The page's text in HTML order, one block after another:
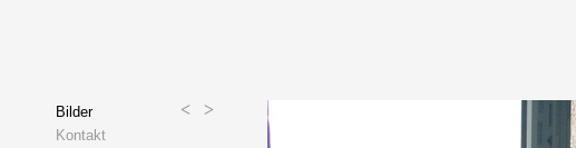
Bilder
Kontakt
< >